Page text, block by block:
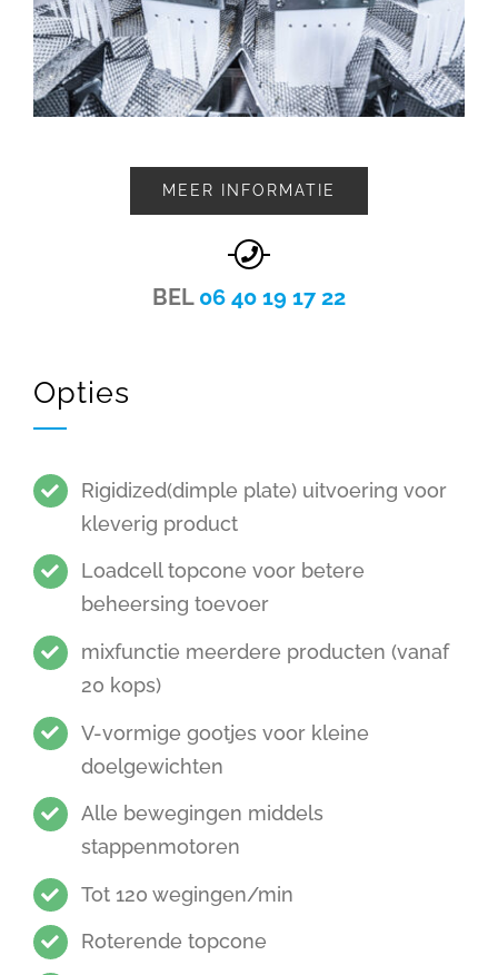
MEER INFORMATIE
BEL 06 40 19 17 22
Opties
Rigidized(dimple plate) uitvoering voor
kleverig product
Loadcell topcone voor betere
beheersing toevoer
mixfunctie meerdere producten (vanaf
20 kops)
V-vormige gootjes voor kleine
doelgewichten
Alle bewegingen middels
stappenmotoren
Tot 120 wegingen/min
Roterende topcone